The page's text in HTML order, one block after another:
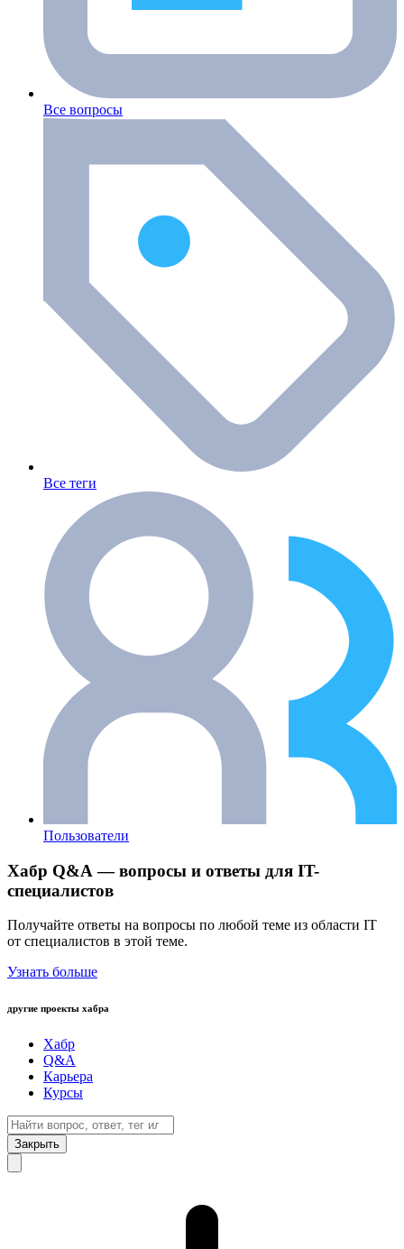
Все вопросы
Все теги
Пользователи
Хабр Q&A — вопросы и ответы для IT-
специалистов
Получайте ответы на вопросы по любой теме из области IT
от специалистов в этой теме.
Узнать больше
другие проекты хабра
Хабр
Q&A
Карьера
Курсы
Закрыть